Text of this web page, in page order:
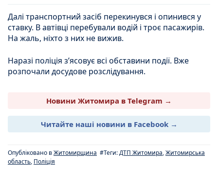
Далі транспортний засіб перекинувся і опинився у
ставку. В автівці перебували водій і троє пасажирів.
На жаль, ніхто з них не вижив.
Наразі поліція з’ясовує всі обставини події. Вже
розпочали досудове розслідування.
Новини Житомира в Telegram →
Читайте наші новини в Facebook →
Опубліковано вЖитомирщина #Теги:ДТП Житомира,Житомирська
область, Поліція